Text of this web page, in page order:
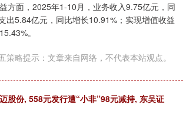
方面，2025年1-10月，业务收入9.75亿元，同
出5.84亿元，同比增长10.91%；实现增值收益
。
策略提示：文章来自网络，不代表本站观点。
股份, 558元发行遭“小非”98元减持, 东吴证